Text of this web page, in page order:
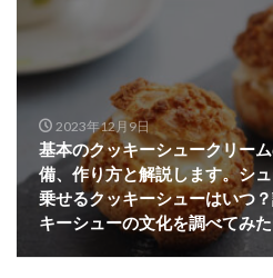
2023年12月9日
基本のクッキーシュークリー
備、作り方と解説します。シ
乗せるクッキーシューはいつ
キーシューの文化を調べてみた